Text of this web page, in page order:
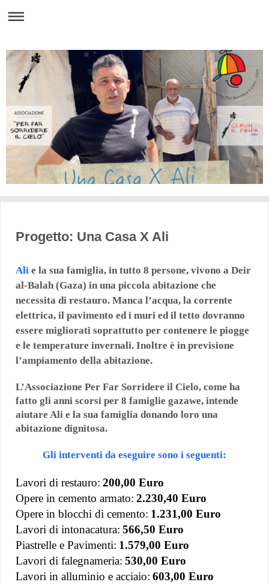
Progetto: Una Casa X Ali
Ali e la sua famiglia, in tutto 8 persone, vivono a Deir
al-Balah (Gaza) in una piccola abitazione che
necessita di restauro. Manca l’acqua, la corrente
elettrica, il pavimento ed i muri ed il tetto dovranno
essere migliorati soprattutto per contenere le piogge
e le temperature invernali. Inoltre è in previsione
l’ampiamento della abitazione.
L’Associazione Per Far Sorridere il Cielo, come ha
fatto gli anni scorsi per 8 famiglie gazawe, intende
aiutare Ali e la sua famiglia donando loro una
abitazione dignitosa.
Gli interventi da eseguire sono i seguenti:
Lavori di restauro: 200,00 Euro
Opere in cemento armato: 2.230,40 Euro
Opere in blocchi di cemento: 1.231,00 Euro
Lavori di intonacatura: 566,50 Euro
Piastrelle e Pavimenti: 1.579,00 Euro
Lavori di falegnameria: 530,00 Euro
Lavori in alluminio e acciaio: 603,00 Euro